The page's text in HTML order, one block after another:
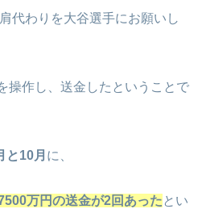
代わりを大谷選手にお願いし
操作し、送金したということで
と10月 に、
万円の送金が2回あった とい